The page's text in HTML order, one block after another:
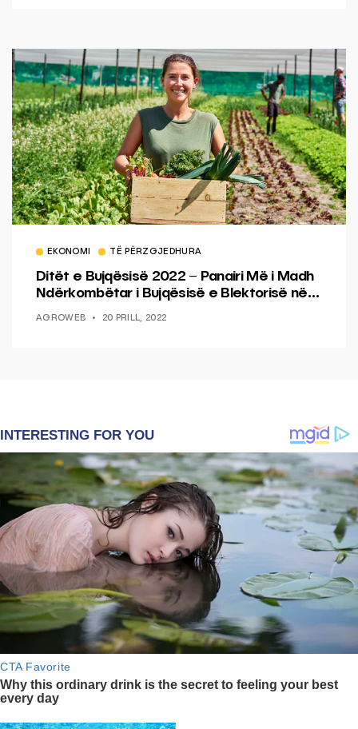
EKONOMI TË PËRZGJEDHURA
Ditët e Bujqësisë 2022 – Panairi Më i Madh
Ndërkombëtar i Bujqësisë e Blektorisë në
AGROWEB 20 PRILL, 2022